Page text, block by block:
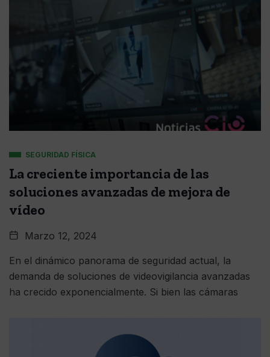
SEGURIDAD FÍSICA
La creciente importancia de las
soluciones avanzadas de mejora de
vídeo
Marzo 12, 2024
En el dinámico panorama de seguridad actual, la
demanda de soluciones de videovigilancia avanzadas
ha crecido exponencialmente. Si bien las cámaras